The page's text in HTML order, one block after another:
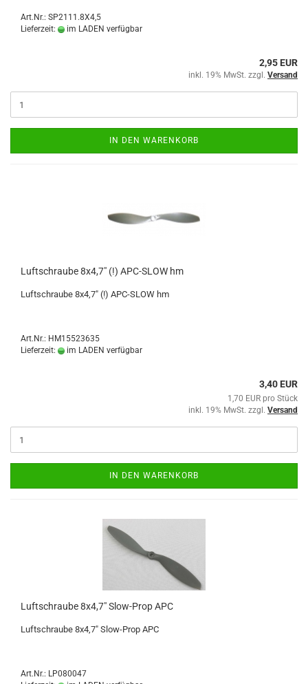
Art.Nr.: SP2111.8X4,5
Lieferzeit:
im LADEN verfügbar
2,95 EUR
inkl. 19% MwSt. zzgl. Versand
IN DEN WARENKORB
Luftschraube 8x4,7" (!) APC-SLOW hm
Luftschraube 8x4,7" (!) APC-SLOW hm
Art.Nr.: HM15523635
Lieferzeit:
im LADEN verfügbar
3,40 EUR
1,70 EUR pro Stück
inkl. 19% MwSt. zzgl. Versand
IN DEN WARENKORB
Luftschraube 8x4,7" Slow-Prop APC
Luftschraube 8x4,7" Slow-Prop APC
Art.Nr.: LP080047